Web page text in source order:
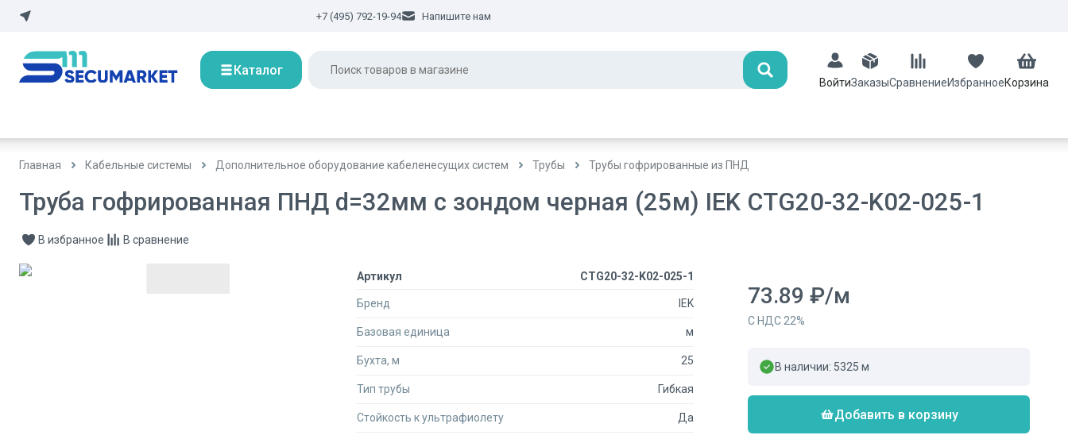
+7 (495) 792-19-94 Напишите нам
Каталог Поиск
ВойтиЗаказыСравнениеИзбранноеКорзина
Главная Кабельные системы Дополнительное оборудование кабеленесущих систем Трубы Трубы гофрированные из ПНД
Труба гофрированная ПНД d=32мм с зондом черная (25м) IEK CTG20-32-K02-025-1
В избранное В сравнение
Артикул CTG20-32-K02-025-1
Бренд IEK
Базовая единица м
Бухта, м 25
Тип трубы Гибкая
Стойкость к ультрафиолету Да
73.89 ₽/м
С НДС 22%
В наличии: 5325 м
Добавить в корзину